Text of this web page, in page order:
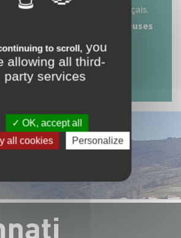
VR
, constructeur français.
plus de 50 références en
perceuses
à colonne professionnelles
Contactez-nous
to scroll, you
allowing all third-
party services
OK, accept all
all cookies
Personalize